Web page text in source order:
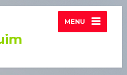
MENU